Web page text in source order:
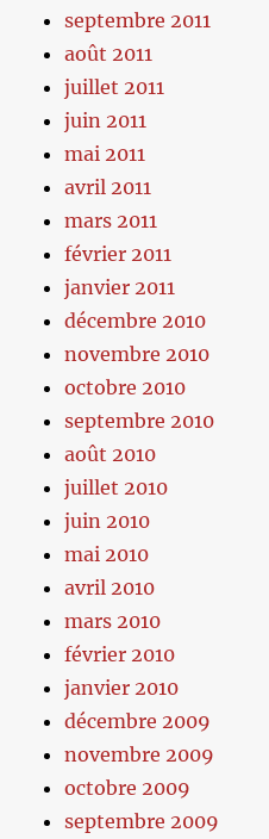
septembre 2011
août 2011
juillet 2011
juin 2011
mai 2011
avril 2011
mars 2011
février 2011
janvier 2011
décembre 2010
novembre 2010
octobre 2010
septembre 2010
août 2010
juillet 2010
juin 2010
mai 2010
avril 2010
mars 2010
février 2010
janvier 2010
décembre 2009
novembre 2009
octobre 2009
septembre 2009